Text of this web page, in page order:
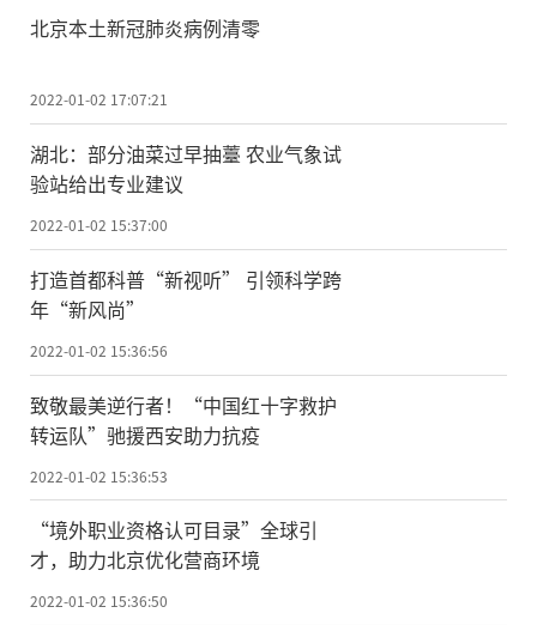
北京本土新冠肺炎病例清零
2022-01-02 17:07:21
湖北：部分油菜过早抽薹 农业气象试
验站给出专业建议
2022-01-02 15:37:00
打造首都科普“新视听” 引领科学跨
年“新风尚”
2022-01-02 15:36:56
致敬最美逆行者！“中国红十字救护
转运队”驰援西安助力抗疫
2022-01-02 15:36:53
“境外职业资格认可目录”全球引
才，助力北京优化营商环境
2022-01-02 15:36:50